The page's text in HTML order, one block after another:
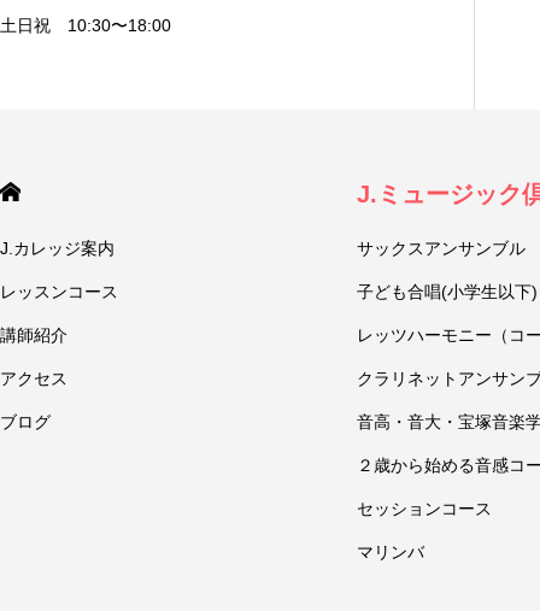
土日祝 10:30〜18:00
J.カレッジ案内
レッスンコース
講師紹介
アクセス
ブログ
J.ミュージック
サックスアンサンブル
子ども合唱(小学生以下)
レッツハーモニー（コ
クラリネットアンサン
音高・音大・宝塚音楽
２歳から始める音感コ
セッションコース
マリンバ